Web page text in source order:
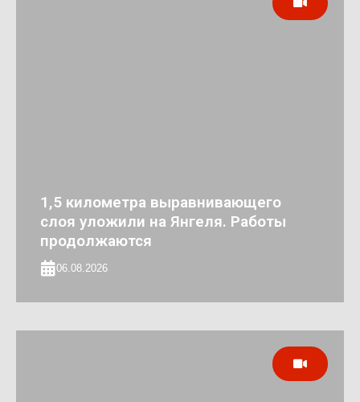
1,5 километра выравнивающего
слоя уложили на Янгеля. Работы
продолжаются
06.08.2026